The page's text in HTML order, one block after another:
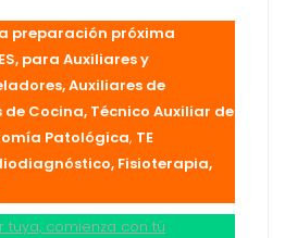
preparación próxima
para Auxiliares y
Auxiliares de
de Cocina, Técnico Auxiliar de
Patológica, TE
Fisioterapia,
tuya, comienza con tú